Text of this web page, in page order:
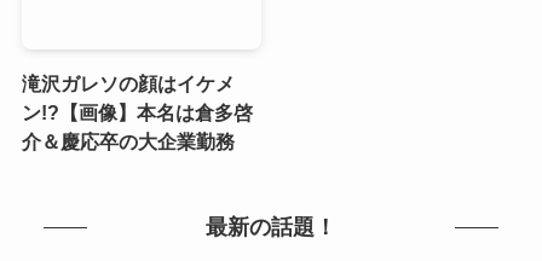
滝沢ガレソの顔はイケメ
ン!?【画像】本名は倉多啓
介＆慶応卒の大企業勤務
最新の話題！